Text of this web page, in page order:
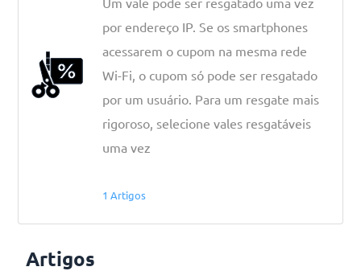
por endereço IP. Se os smartphones
acessarem o cupom na mesma rede
Wi-Fi, o cupom só pode ser resgatado
por um usuário. Para um resgate mais
rigoroso, selecione vales resgatáveis
uma vez
1 Artigos
Artigos